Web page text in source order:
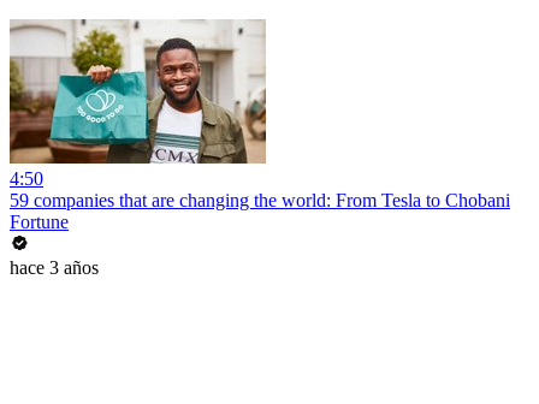
4:50
59 companies that are changing the world: From Tesla to Chobani
Fortune
hace 3 años